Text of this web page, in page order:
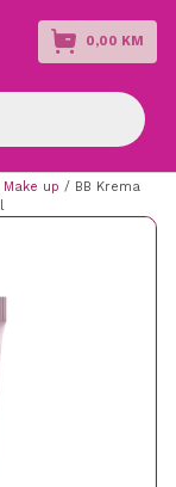
0,00 KM
Make up / BB Krema